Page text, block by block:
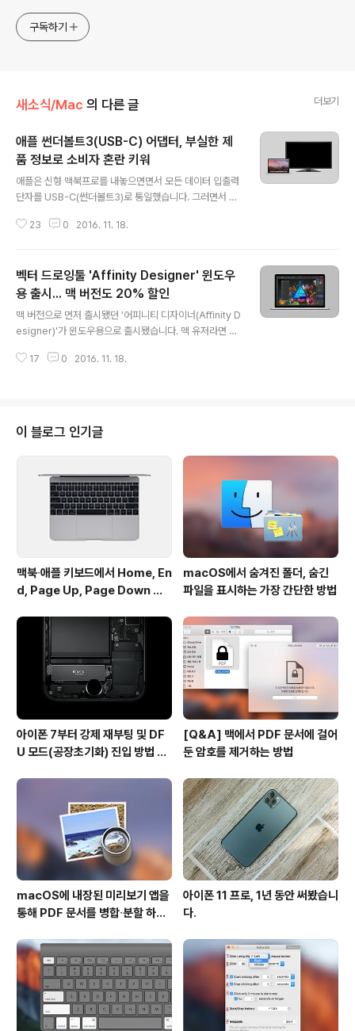
구독하기
새소식/Mac 의 다른 글 더보기
애플 썬더볼트3(USB-C) 어댑터, 부실한 제
품 정보로 소비자 혼란 키워
애플은 신형 맥북프로를 내놓으면면서 모든 데이터 입출력
단자를 USB-C(썬더볼트3)로 통일했습니다. 그러면서 기
러 가지 케이블과 어댑터 제품도 새로 내놨다는 것 잘 알고
않아 사용자들의 혼란을 초래하고 있다는 지적이 나오고
있습니다. 17일(현지시각) 나인투파이브맥은 애플의 '썬더
볼트3(USB-C)-썬더볼트2 어댑터'가 미니 디스플레이 모
니터를 지원하지 않아 구매자들의 불만을 사고 있다고 보
도했습니다. 특히 이 같은 사실을 제품 설명 페이지에 정확
히 고지하지 않아 혼란이 가중되고 있다고 전했습니다. 신
23 0 2016. 11. 18.
벡터 드로잉툴 'Affinity Designer' 윈도우
용 출시... 맥 버전도 20% 할인
맥 버전으로 먼저 출시됐던 '어피니티 디자이너(Affinity D
esigner)'가 윈도우용으로 출시됐습니다. 맥 유저라면 앱
이 많을 텐데요. 어피니티 디자이너는 비교적 저렴한 비용
한 바 있습니다. 어도비가 독점하다시피 하는 그래픽 소프
트웨어 시장에 상당히 늦게 등장했음에도 탄탄한 완성도와
풍부한 기능, 또 꾸준한 업데이트로 구매자들의 평가도 좋
은 편입니다. 앞서 블로그를 통해 베타 테스트 소식을 전해
드리기도 했는데 지난 몇 달 간의 개발 끝에 드디어 최종 버
전을 선보이게 됐다고 합..
17 0 2016. 11. 18.
이 블로그 인기글
맥북∙애플 키보드에서 Home, En
d, Page Up, Page Down 키
macOS에서 숨겨진 폴더, 숨긴
파일을 표시하는 가장 간단한 방법
아이폰 7부터 강제 재부팅 및 DF
U 모드(공장초기화) 진입 방법 변
[Q&A] 맥에서 PDF 문서에 걸어
둔 암호를 제거하는 방법
macOS에 내장된 미리보기 앱을
통해 PDF 문서를 병합∙분할 하는
아이폰 11 프로, 1년 동안 써봤습니
다.